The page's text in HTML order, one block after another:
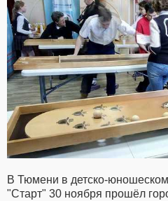
В Тюмени в детско-
"Старт" 30 ноября прошёл